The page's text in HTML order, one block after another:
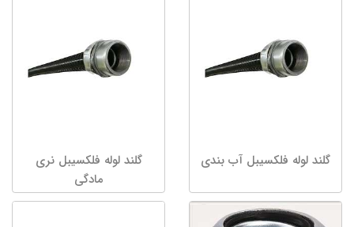
گلند لوله فلکسیبل آب بندی
گلند لوله فلکسیبل نری
مادگی